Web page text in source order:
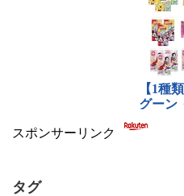
スポンサーリンク
タグ